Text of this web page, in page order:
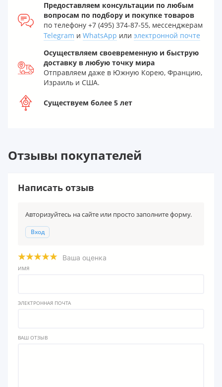
Предоставляем консультации по любым
вопросам по подбору и покупке товаров
по телефону +7 (495) 374-87-55, мессенджерам
Telegram и WhatsApp или электронной почте
Осуществляем своевременную и быструю
доставку в любую точку мира
Отправляем даже в Южную Корею, Францию,
Израиль и США.
Существуем более 5 лет
Отзывы покупателей
Написать отзыв
Авторизуйтесь на сайте или просто заполните форму.
Вход
Ваша оценка
ИМЯ
ЭЛЕКТРОННАЯ ПОЧТА
ВАШ ОТЗЫВ